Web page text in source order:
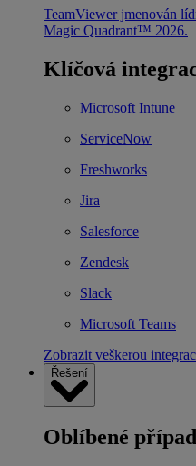
TeamViewer jmenován
Magic Quadrant™ 2026.
Klíčová
Microsoft Intune
ServiceNow
Freshworks
Jira
Salesforce
Zendesk
Slack
Microsoft Teams
Zobrazit veškerou
Řešení
Oblíbené